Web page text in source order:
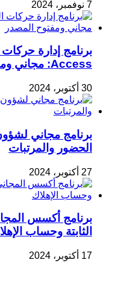
7 نوفمبر، 2024
برنامج إدارة حركات
Access: مجاني ومفتوح المصدر
30 أكتوبر، 2024
برنامج مجاني
الحضور والمرتبات
27 أكتوبر، 2024
برنامج أكسس
الثابتة وحساب
17 أكتوبر، 2024